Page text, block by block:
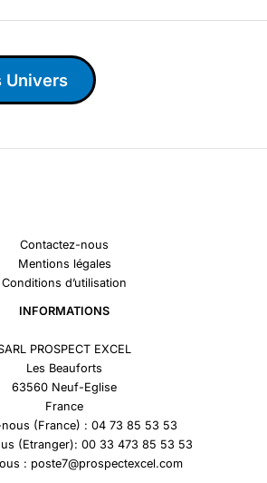
Univers
Contactez-nous
Mentions légales
Conditions d’utilisation
INFORMATIONS
PROSPECT EXCEL
Les Beauforts
63560 Neuf-Eglise
France
(France) : 04 73 85 53 53
(Etranger): 00 33 473 85 53 53
: poste7@prospectexcel.com